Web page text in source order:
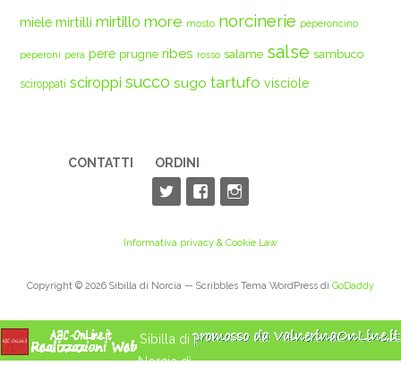
miele mirtilli mirtillo more mosto norcinerie peperoncino
peperoni pera pere prugne ribes rosso salame salse sambuco
sciroppati sciroppi succo sugo tartufo visciole
CONTATTI ORDINI
Informativa privacy & Cookie Law
Copyright © 2026 Sibilla di Norcia — Scribbles Tema WordPress di GoDaddy
Sibilla di
Norcia di